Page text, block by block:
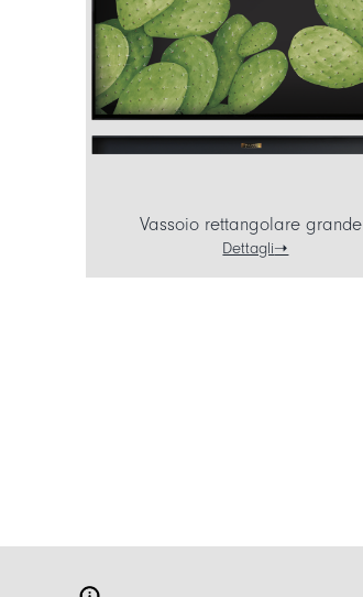
Vassoio rettangolare grande
Dettagli